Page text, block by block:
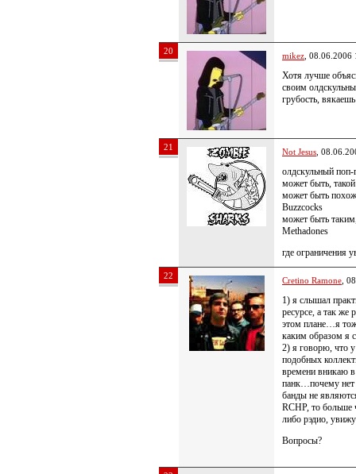
20 mikez , 08.06.2006
Хотя лучше
своим
грубость,
21 Not Jesus ,
олдскульный поп-
может быть,
может быть
Buzzcocks
может быть
Methadones
где ограничения
22 Cretino Ramone ,
1) я слышал
ресурсе, а так
этом плане…я
каким образом я
2) я говорю, что у
подобных
времени вникаю в
панк…почему нет
банды не
RCHP, то больше
либо рэдио,
Вопросы?